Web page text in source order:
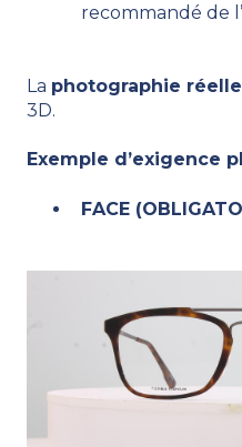
recommandé de
La photographie réelle
3D.
Exemple d’exigence
FACE